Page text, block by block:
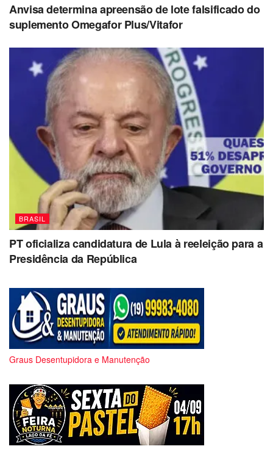
Anvisa determina apreensão de lote falsificado do
suplemento Omegafor Plus/Vitafor
BRASIL
PT oficializa candidatura de Lula à reeleição para a
Presidência da República
Graus Desentupidora e Manutenção